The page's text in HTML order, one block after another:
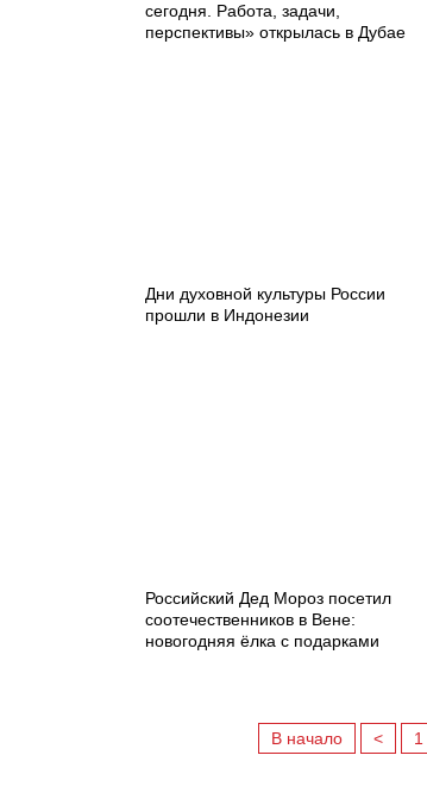
сегодня. Работа, задачи,
перспективы» открылась в Дубае
Дни духовной культуры России
прошли в Индонезии
Российский Дед Мороз посетил
соотечественников в Вене:
новогодняя ёлка с подарками
В начало < 1